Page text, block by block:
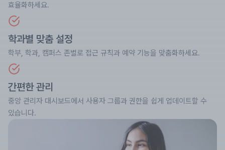
효율화하세요.
학과별 맞춤 설정
학부, 학과, 캠퍼스 존별로 접근 규칙과 예약 기능을 맞춤화하세요.
간편한 관리
중앙 관리자 대시보드에서 사용자 그룹과 권한을 쉽게 업데이트할 수
있습니다.